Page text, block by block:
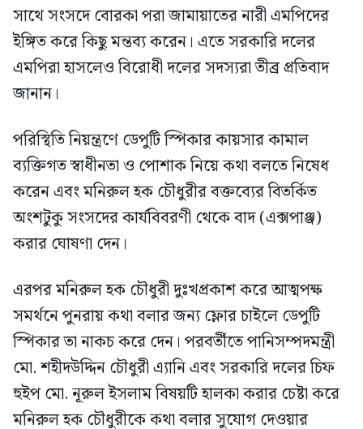
সাথে সংসদে বোরকা পরা জামায়াতের নারী এমপিদের
ইঙ্গিত করে কিছু মন্তব্য করেন। এতে সরকারি দলের
এমপিরা হাসলেও বিরোধী দলের সদস্যরা তীব্র প্রতিবাদ
জানান।
পরিস্থিতি নিয়ন্ত্রণে ডেপুটি স্পিকার কায়সার কামাল
ব্যক্তিগত স্বাধীনতা ও পোশাক নিয়ে কথা বলতে নিষেধ
করেন এবং মনিরুল হক চৌধুরীর বক্তব্যের বিতর্কিত
অংশটুকু সংসদের কার্যবিবরণী থেকে বাদ (এক্সপাঞ্জ)
করার ঘোষণা দেন।
এরপর মনিরুল হক চৌধুরী দুঃখপ্রকাশ করে আত্মপক্ষ
সমর্থনে পুনরায় কথা বলার জন্য ফ্লোর চাইলে ডেপুটি
স্পিকার তা নাকচ করে দেন। পরবর্তীতে পানিসম্পদমন্ত্রী
মো. শহীদউদ্দিন চৌধুরী এ্যানি এবং সরকারি দলের চিফ
হুইপ মো. নূরুল ইসলাম বিষয়টি হালকা করার চেষ্টা করে
মনিরুল হক চৌধুরীকে কথা বলার সুযোগ দেওয়ার